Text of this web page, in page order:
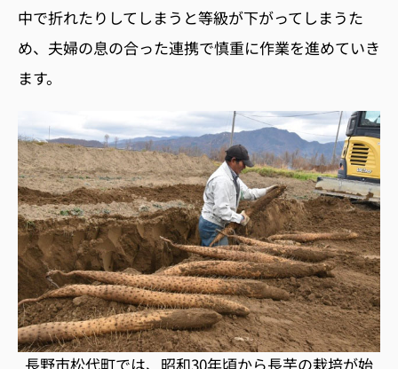
中で折れたりしてしまうと等級が下がってしまうた
め、夫婦の息の合った連携で慎重に作業を進めていき
ます。
長野市松代町では、昭和30年頃から長芋の栽培が始